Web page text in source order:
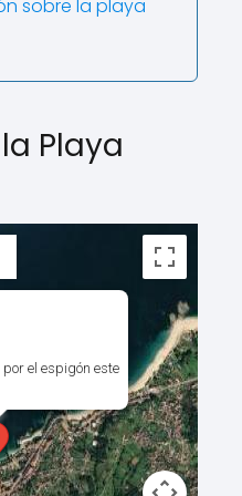
sobre la playa
Playa
el espigón este